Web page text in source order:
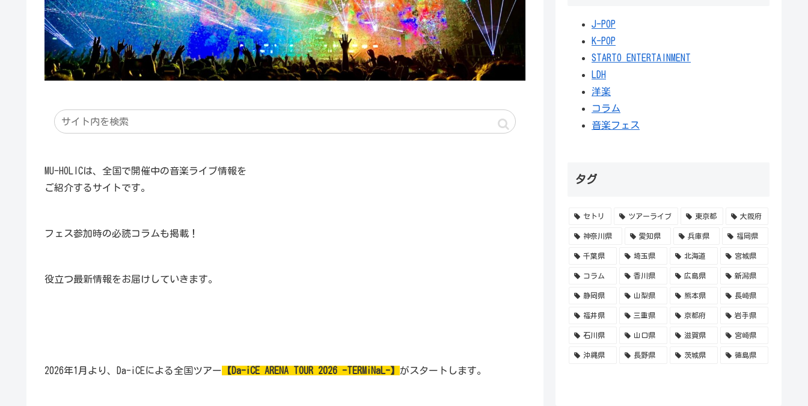
MU-HOLICは、全国で開催中の音楽ライブ情報を
ご紹介するサイトです。
フェス参加時の必読コラムも掲載！
役立つ最新情報をお届けしていきます。
2026年1月より、Da-iCEによる全国ツアー 【Da-iCE ARENA TOUR 2026 -TERMiNaL-】 がスタートします。
J-POP
K-POP
STARTO ENTERTAINMENT
LDH
洋楽
コラム
音楽フェス
タグ
セトリ ツアーライブ 東京都 大阪府
神奈川県 愛知県 兵庫県 福岡県
千葉県 埼玉県 北海道 宮城県
コラム 香川県 広島県 新潟県
静岡県 山梨県 熊本県 長崎県
福井県 三重県 京都府 岩手県
石川県 山口県 滋賀県 宮崎県
沖縄県 長野県 茨城県 徳島県